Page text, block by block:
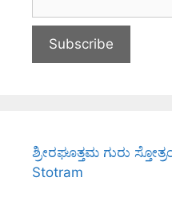
ಶ್ರೀರಘೂತ್ತಮ ಗುರು
Stotram